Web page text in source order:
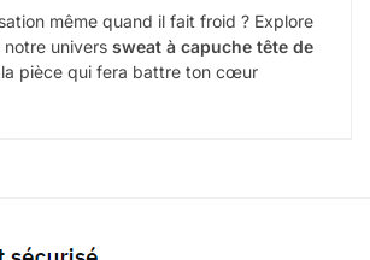
même quand il fait froid ? Explore
univers sweat à capuche tête de
pièce qui fera battre ton cœur